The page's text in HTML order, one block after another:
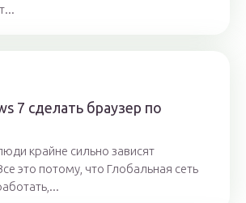
7 сделать браузер по
крайне сильно зависят
это потому, что Глобальная сеть